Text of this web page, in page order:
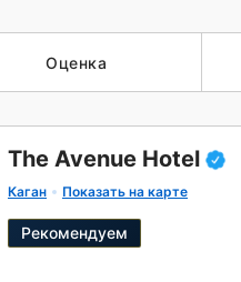
Оценка
The Avenue Hotel
Каган Показать на карте
Рекомендуем